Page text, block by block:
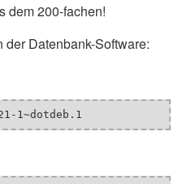
dem 200-fachen!
Datenbank-Software:
5.6.21-1~dotdeb.1